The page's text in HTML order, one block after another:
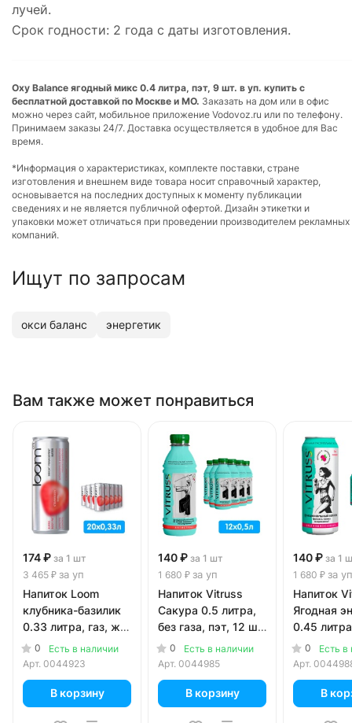
лучей.
Срок годности: 2 года с даты изготовления.
Oxy Balance ягодный микс 0.4 литра, пэт, 9 шт. в уп. купить с
бесплатной доставкой по Москве и МО. Заказать на дом или в офис
можно через сайт, мобильное приложение Vodovoz.ru или по телефону.
Принимаем заказы 24/7. Доставка осуществляется в удобное для Вас
время.
*Информация о характеристиках, комплекте поставки, стране
изготовления и внешнем виде товара носит справочный характер,
основывается на последних доступных к моменту публикации
сведениях и не является публичной офертой. Дизайн этикетки и
упаковки может отличаться при проведении производителем рекламных
компаний.
Ищут по запросам
окси баланс энергетик
Вам также может понравиться
174 ₽ за 1 шт
3 465 ₽ за уп
Напиток Loom
клубника-базилик
0.33 литра, газ, ж/
б, 20 шт. в уп.
0
Есть в наличии
Арт. 0044923
В корзину
140 ₽ за 1 шт
1 680 ₽ за уп
Напиток Vitruss
Сакура 0.5 литра,
без газа, пэт, 12 шт.
в уп.
0
Есть в наличии
Арт. 0044985
В корзину
140 ₽ за 1
1 680 ₽ за уп
Напиток
Ягодная
0.45
б, 12 шт. в
0
Есть в
Арт.
В